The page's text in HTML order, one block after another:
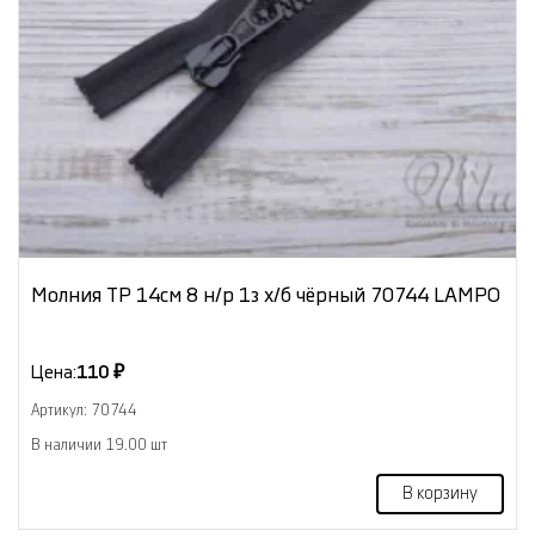
Молния ТР 14см 8 н/р 1з х/б чёрный 70744 LAMPO
Цена:110 ₽
Артикул: 70744
В наличии 19.00 шт
В корзину